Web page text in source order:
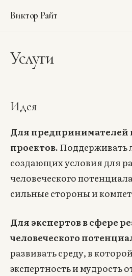
Виктор Райт
Библиотека
Обо мне
Аудит
Тёмная тема
Услуги
Идея
Для предпринимателей
проектов. Поддерживать
создающих условия для
человеческого
сильные стороны и
Для экспертов в сфере
человеческого
развивать среду, в
экспертность и мудрость